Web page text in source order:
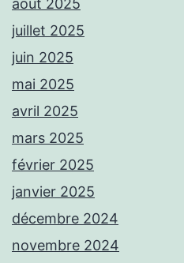
août 2025
juillet 2025
juin 2025
mai 2025
avril 2025
mars 2025
février 2025
janvier 2025
décembre 2024
novembre 2024